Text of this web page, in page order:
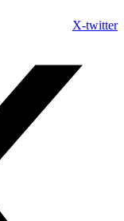
X-twitter